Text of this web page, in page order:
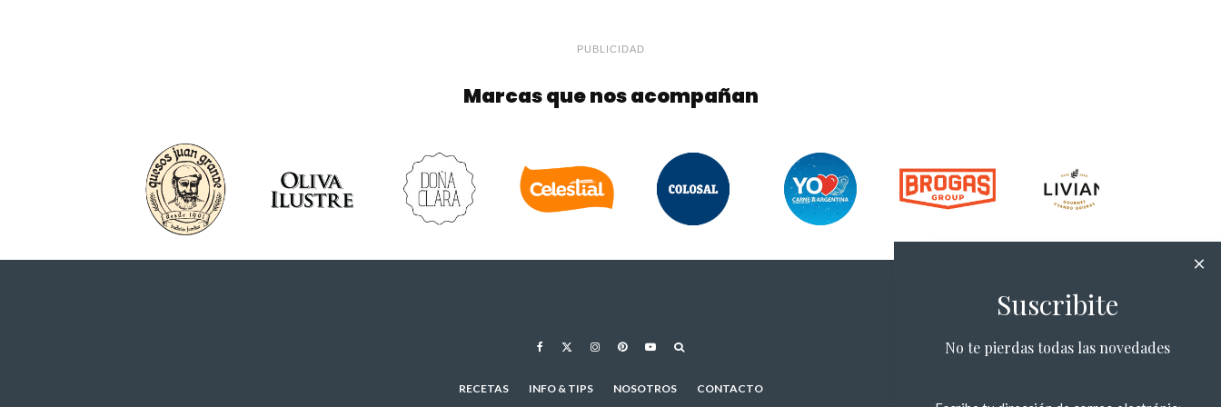
PUBLICIDAD
Marcas que nos acompañan
RECETAS INFO & TIPS NOSOTROS CONTACTO
Suscribite
No te pierdas todas las novedades